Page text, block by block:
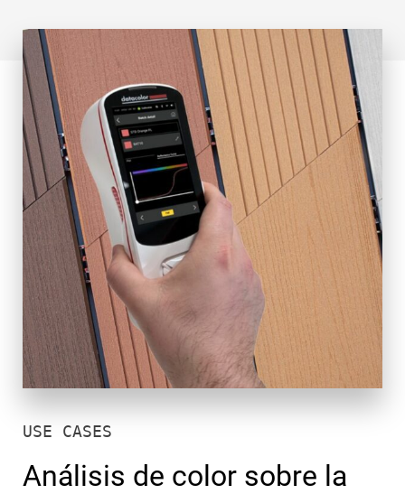
USE CASES
Análisis de color sobre la